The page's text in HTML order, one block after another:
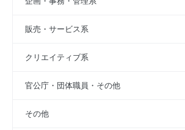
販売・サービス系
クリエイティブ系
官公庁・団体職員・その他
その他